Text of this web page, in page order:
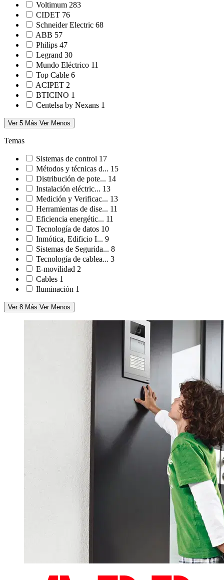
Voltimum 283
CIDET 76
Schneider Electric 68
ABB 57
Philips 47
Legrand 30
Mundo Eléctrico 11
Top Cable 6
ACIPET 2
BTICINO 1
Centelsa by Nexans 1
Ver 5 Más Ver Menos
Temas
Sistemas de control 17
Métodos y técnicas d... 15
Distribución de pote... 14
Instalación eléctric... 13
Medición y Verificac... 13
Herramientas de dise... 11
Eficiencia energétic... 11
Tecnología de datos 10
Inmótica, Edificio I... 9
Sistemas de Segurida... 8
Tecnología de cablea... 3
E-movilidad 2
Cables 1
Iluminación 1
Ver 8 Más Ver Menos